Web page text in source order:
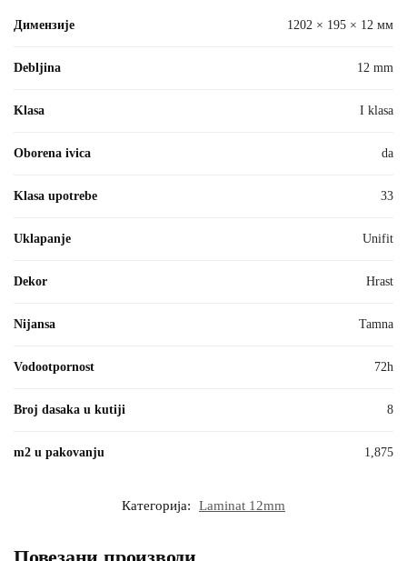
Димензије 1202 × 195 × 12 мм
Debljina 12 mm
Klasa I klasa
Oborena ivica da
Klasa upotrebe 33
Uklapanje Unifit
Dekor Hrast
Nijansa Tamna
Vodootpornost 72h
Broj dasaka u kutiji 8
m2 u pakovanju 1,875
Категорија: Laminat 12mm